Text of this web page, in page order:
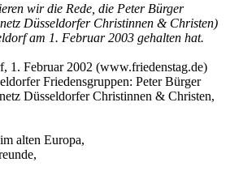
wir die Rede, die Peter Bürger
Düsseldorfer Christinnen & Christen)
am 1. Februar 2003 gehalten hat.
1. Februar 2002 (www.friedenstag.de)
Friedensgruppen: Peter Bürger
Düsseldorfer Christinnen & Christen,
alten Europa,